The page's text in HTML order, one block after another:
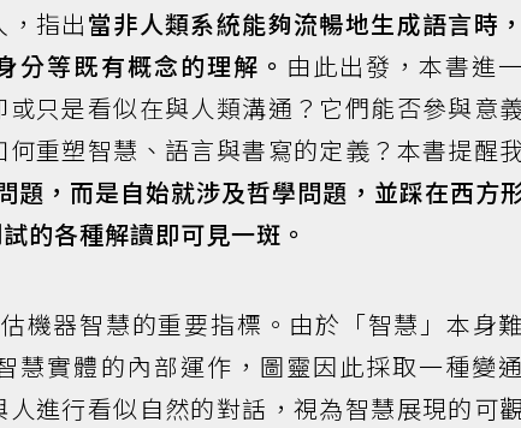
指出當非人類系統能夠流暢地生成語言時
分等既有概念的理解。 由此出發，本書進
只是看似在與人類溝通？它們能否參與意
重塑智慧、語言與書寫的定義？本書提醒
題，而是自始就涉及哲學問題，並踩在西方
的各種解讀即可見一斑。
機器智慧的重要指標。由於「智慧」本身
慧實體的內部運作，圖靈因此採取一種變
進行看似自然的對話，視為智慧展現的可